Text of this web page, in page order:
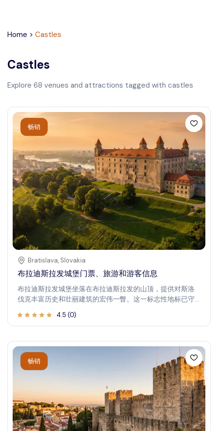
Home > Castles
Castles
Explore 68 venues and attractions tagged with castles
畅销
Bratislava, Slovakia
布拉迪斯拉发城堡门票、旅游和游客信息
布拉迪斯拉发城堡坐落在布拉迪斯拉发的山顶，提供对斯洛
伐克丰富历史和壮丽建筑的宏伟一瞥。这一标志性地标已守
地。参观城堡提供了探索历史展览、欣赏全景视野以及沉浸
历史的庭院之间，从城墙上俯瞰城市，发现墙壁中隐藏的迷
人故事。不论你是历史迷还是单纯追求壮丽景色，布拉迪斯
拉发城堡都承诺带来一次丰富的体验，激发每位游客的想象
力，留下深刻印象。
4.5 (0)
畅销